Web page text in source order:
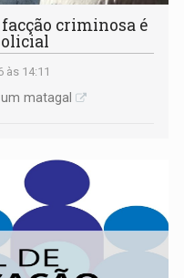
facção criminosa é
às 14:11
matagal